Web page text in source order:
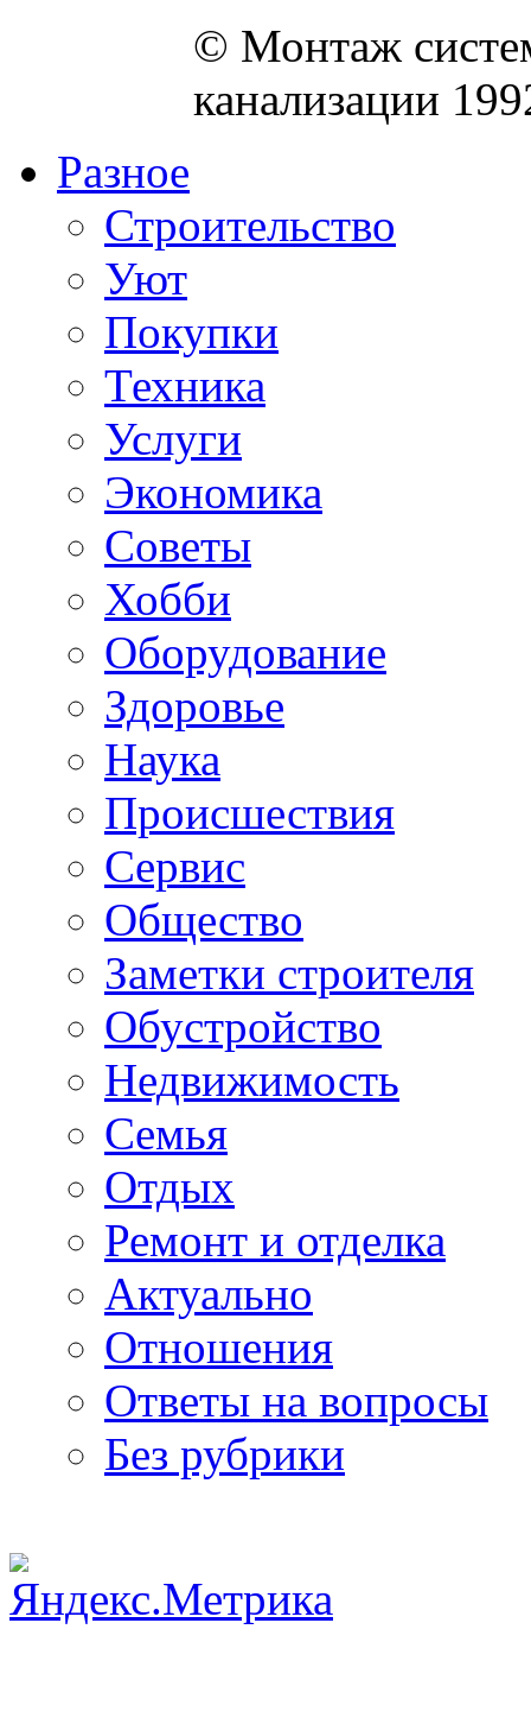
© Монтаж
канализации
Разное
Строительство
Уют
Покупки
Техника
Услуги
Экономика
Советы
Хобби
Oборудование
Здоровье
Наука
Происшествия
Сервис
Общество
Заметки строителя
Обустройство
Недвижимость
Семья
Отдых
Ремонт и отделка
Актуально
Отношения
Ответы на вопросы
Без рубрики